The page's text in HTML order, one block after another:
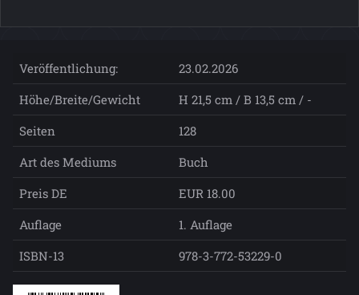
Veröffentlichung:
23.02.2026
Höhe/Breite/Gewicht
H 21,5 cm / B 13,5 cm / -
Seiten
128
Art des Mediums
Buch
Preis DE
EUR 18.00
Auflage
1. Auflage
ISBN-13
978-3-772-53229-0